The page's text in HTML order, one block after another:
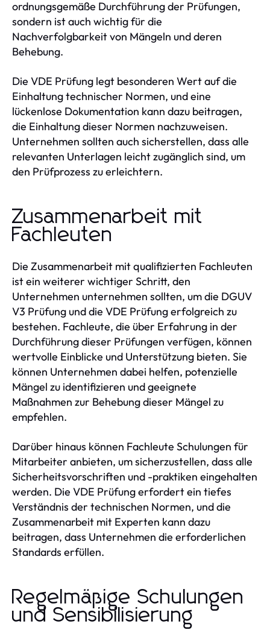
ordnungsgemäße Durchführung der Prüfungen,
sondern ist auch wichtig für die
Nachverfolgbarkeit von Mängeln und deren
Behebung.
Die VDE Prüfung legt besonderen Wert auf die
Einhaltung technischer Normen, und eine
lückenlose Dokumentation kann dazu beitragen,
die Einhaltung dieser Normen nachzuweisen.
Unternehmen sollten auch sicherstellen, dass alle
relevanten Unterlagen leicht zugänglich sind, um
den Prüfprozess zu erleichtern.
Zusammenarbeit mit
Fachleuten
Die Zusammenarbeit mit qualifizierten Fachleuten
ist ein weiterer wichtiger Schritt, den
Unternehmen unternehmen sollten, um die DGUV
V3 Prüfung und die VDE Prüfung erfolgreich zu
bestehen. Fachleute, die über Erfahrung in der
Durchführung dieser Prüfungen verfügen, können
wertvolle Einblicke und Unterstützung bieten. Sie
können Unternehmen dabei helfen, potenzielle
Mängel zu identifizieren und geeignete
Maßnahmen zur Behebung dieser Mängel zu
empfehlen.
Darüber hinaus können Fachleute Schulungen für
Mitarbeiter anbieten, um sicherzustellen, dass alle
Sicherheitsvorschriften und -praktiken eingehalten
werden. Die VDE Prüfung erfordert ein tiefes
Verständnis der technischen Normen, und die
Zusammenarbeit mit Experten kann dazu
beitragen, dass Unternehmen die erforderlichen
Standards erfüllen.
Regelmäßige Schulungen
und Sensibilisierung